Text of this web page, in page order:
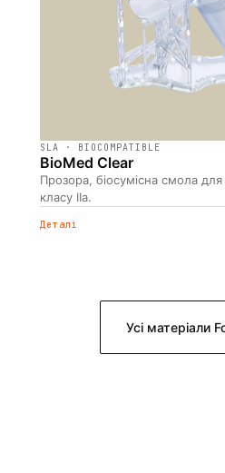
SLA · BIOCOMPATIBLE
BioMed Clear
Прозора, біосумісна смола
класу IIa.
Деталі
Усі матеріали